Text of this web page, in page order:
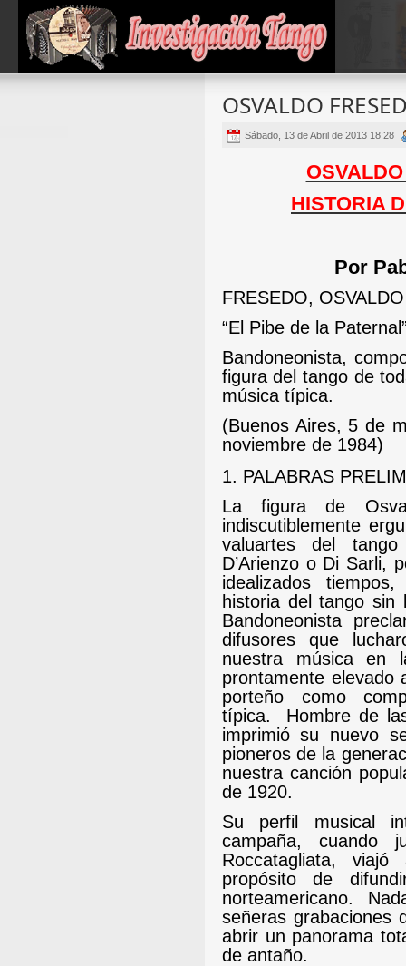
OSVALDO
Sábado, 13 de Abril de 2013 18:28
HISTORIA
Por
FRESEDO,
“El Pibe de la
Bandoneonista,
figura del tango de
música típica.
(Buenos Aires, 5 de
noviembre de 1984)
1. PALABRAS
La figura de
indiscutiblemente
valuartes del
D’Arienzo o Di Sarli,
idealizados
historia del tango sin
Bandoneonista
difusores que
nuestra música en
prontamente elevado
porteño como
típica.
Hombre de
imprimió su nuevo
pioneros de la
nuestra canción
de 1920.
Su perfil musical
campaña, cuando
Roccatagliata,
propósito de
norteamericano.
señeras grabaciones
abrir un panorama
de antaño.